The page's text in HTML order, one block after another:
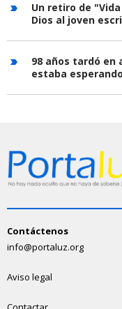
Un retiro de
Dios al joven
98 años tardó en
estaba
Contáctenos
info@portaluz.org
Aviso legal